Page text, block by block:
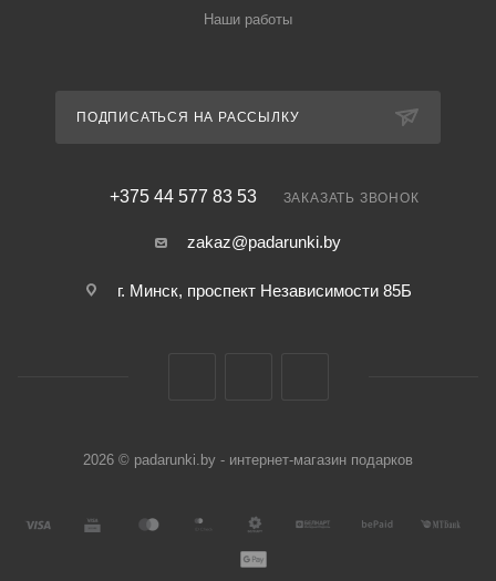
Наши работы
ПОДПИСАТЬСЯ НА РАССЫЛКУ
+375 44 577 83 53 ЗАКАЗАТЬ ЗВОНОК
zakaz@padarunki.by
г. Минск, проспект Независимости 85Б
2026 © padarunki.by - интернет-магазин подарков